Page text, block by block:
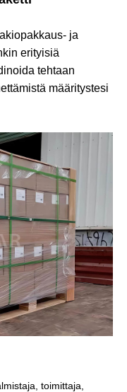
ja
erityisiä
tehtaan
määritystesi
toimittaja,